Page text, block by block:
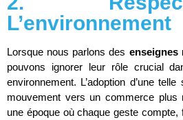
L’environnement
Lorsque nous parlons des enseignes
pouvons ignorer leur rôle crucial
environnement. L’adoption d’une
mouvement vers un commerce plus
une époque où chaque geste compte,